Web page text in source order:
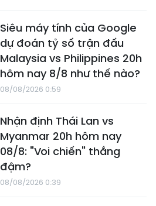
Siêu máy tính của Google
dự đoán tỷ số trận đấu
Malaysia vs Philippines 20h
hôm nay 8/8 như thế nào?
08/08/2026 0:59
Nhận định Thái Lan vs
Myanmar 20h hôm nay
08/8: "Voi chiến" thắng
đậm?
08/08/2026 0:39